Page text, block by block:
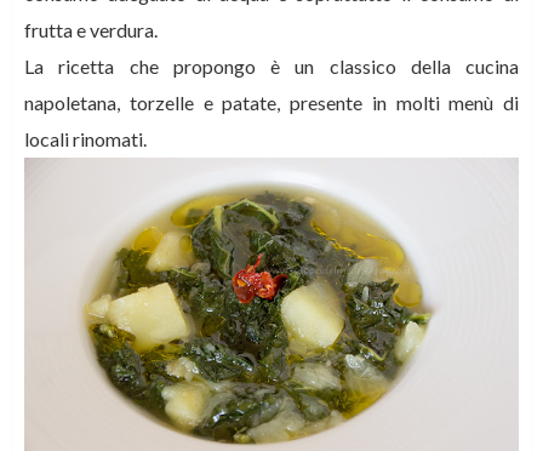
frutta e verdura.
La ricetta che propongo è un classico della cucina
napoletana, torzelle e patate, presente in molti menù di
locali rinomati.